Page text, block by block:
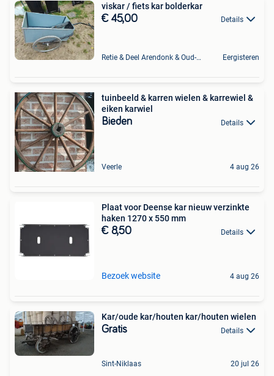
viskar / fiets kar bolderkar
€ 45,00 Details
Retie & Deel Arendonk & Oud-Turnhout Eergisteren
tuinbeeld & karren wielen & karrewiel &
eiken karwiel
Bieden Details
Veerle 4 aug 26
Plaat voor Deense kar nieuw verzinkte
haken 1270 x 550 mm
€ 8,50 Details
Bezoek website 4 aug 26
Kar/oude kar/houten kar/houten wielen
Gratis Details
Sint-Niklaas 20 jul 26